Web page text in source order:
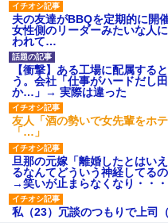
【悲報】佐藤輝明・・・２軍
でも盛大にやらかす←あまり悲
しませないでくれ
夫の友達がBBQを定期的に開
女性側のリーダーみたいな人
われて…
【衝撃】ある工場に配属する
う。会社「仕事がハードだし
か…」→ 実際は違った
友人「酒の勢いで女先輩をホ
「…」
旦那の元嫁「離婚したとはい
るなんてどういう神経してる
→笑いが止まらなくなり・・・
私（23）冗談のつもりで上司